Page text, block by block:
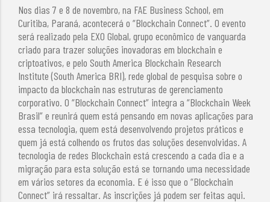
Nos dias 7 e 8 de novembro, na FAE Business School, em
Curitiba, Paraná, acontecerá o “Blockchain Connect”. O evento
será realizado pela EXO Global, grupo econômico de vanguarda
criado para trazer soluções inovadoras em blockchain e
criptoativos, e pelo South America Blockchain Research
Institute (South America BRI), rede global de pesquisa sobre o
impacto da blockchain nas estruturas de gerenciamento
corporativo. O “Blockchain Connect” integra a “Blockchain Week
Brasil” e reunirá quem está pensando em novas aplicações para
essa tecnologia, quem está desenvolvendo projetos práticos e
quem já está colhendo os frutos das soluções desenvolvidas. A
tecnologia de redes Blockchain está crescendo a cada dia e a
migração para esta solução está se tornando uma necessidade
em vários setores da economia. E é isso que o “Blockchain
Connect” irá ressaltar. As inscrições já podem ser feitas aqui.